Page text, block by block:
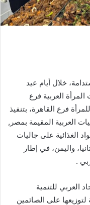
خلال أيام عيد
العربية فرع
فرع القاهرة، بتنفيذ
العربية المقيمة بمصر,
الغذائية على جاليات
واليمن، في إطار
.
العربي للتنمية
لتوزيعها على الصائمين